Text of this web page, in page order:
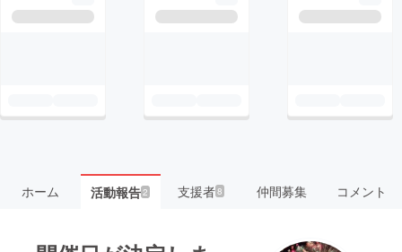
ホーム 活動報告2 支援者8 仲間募集 コメント